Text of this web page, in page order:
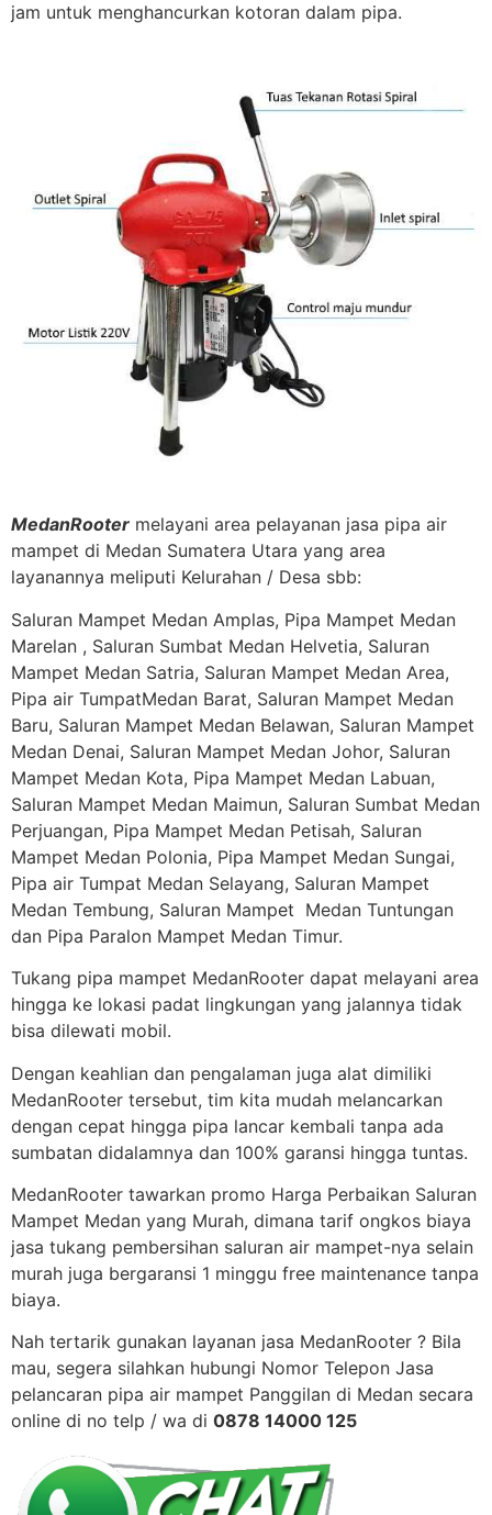
jam untuk menghancurkan kotoran dalam pipa.
MedanRooter melayani area pelayanan jasa pipa air
mampet di Medan Sumatera Utara yang area
layanannya meliputi Kelurahan / Desa sbb:
Saluran Mampet Medan Amplas, Pipa Mampet Medan
Marelan , Saluran Sumbat Medan Helvetia, Saluran
Mampet Medan Satria, Saluran Mampet Medan Area,
Pipa air TumpatMedan Barat, Saluran Mampet Medan
Baru, Saluran Mampet Medan Belawan, Saluran Mampet
Medan Denai, Saluran Mampet Medan Johor, Saluran
Mampet Medan Kota, Pipa Mampet Medan Labuan,
Saluran Mampet Medan Maimun, Saluran Sumbat Medan
Perjuangan, Pipa Mampet Medan Petisah, Saluran
Mampet Medan Polonia, Pipa Mampet Medan Sungai,
Pipa air Tumpat Medan Selayang, Saluran Mampet
Medan Tembung, Saluran Mampet Medan Tuntungan
dan Pipa Paralon Mampet Medan Timur.
Tukang pipa mampet MedanRooter dapat melayani area
hingga ke lokasi padat lingkungan yang jalannya tidak
bisa dilewati mobil.
Dengan keahlian dan pengalaman juga alat dimiliki
MedanRooter tersebut, tim kita mudah melancarkan
dengan cepat hingga pipa lancar kembali tanpa ada
sumbatan didalamnya dan 100% garansi hingga tuntas.
MedanRooter tawarkan promo Harga Perbaikan Saluran
Mampet Medan yang Murah, dimana tarif ongkos biaya
jasa tukang pembersihan saluran air mampet-nya selain
murah juga bergaransi 1 minggu free maintenance tanpa
biaya.
Nah tertarik gunakan layanan jasa MedanRooter ? Bila
mau, segera silahkan hubungi Nomor Telepon Jasa
pelancaran pipa air mampet Panggilan di Medan secara
online di no telp / wa di 0878 14000 125